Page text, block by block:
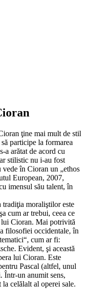
ţine mai mult de stil
participe la formarea
a arătat de acord cu
stilistic nu i-au fost
vede în Cioran un „ethos
European, 2007,
imensul său talent, în
tradiţia moraliştilor este
cum ar trebui, ceea ce
lui Cioran. Mai potrivită
filosofiei occidentale, în
cum ar fi:
Evident, şi această
lui Cioran. Este
Pascal (altfel, unul
Într-un anumit sens,
celălalt al operei sale.